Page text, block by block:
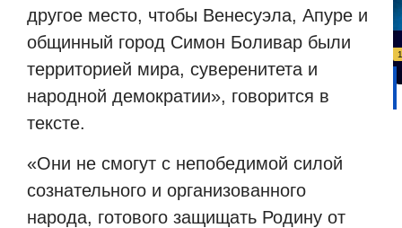
другое место, чтобы Венесуэла, Апуре и
общинный город Симон Боливар были
территорией мира, суверенитета и
народной демократии», говорится в
тексте.
«Они не смогут с непобедимой силой
сознательного и организованного
народа, готового защищать Родину от